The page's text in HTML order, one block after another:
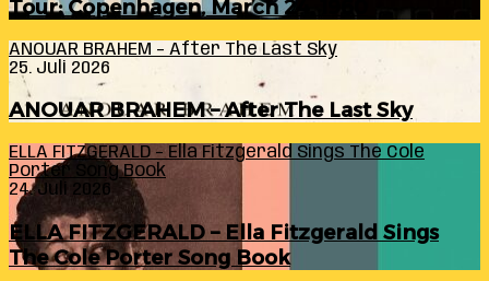
Tour: Copenhagen, March 24, 1960
ANOUAR BRAHEM – After The Last Sky
25. Juli 2026
ANOUAR BRAHEM – After The Last Sky
ELLA FITZGERALD – Ella Fitzgerald Sings The Cole
Porter Song Book
24. Juli 2026
ELLA FITZGERALD – Ella Fitzgerald Sings
The Cole Porter Song Book